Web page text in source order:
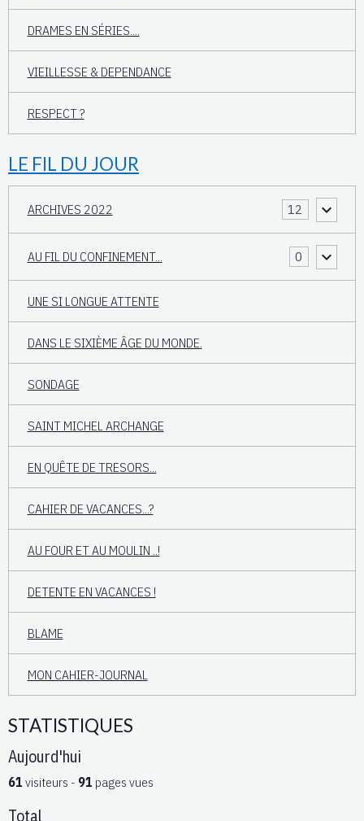
DRAMES EN SÉRIES....
VIEILLESSE & DEPENDANCE
RESPECT ?
LE FIL DU JOUR
ARCHIVES 2022 12
AU FIL DU CONFINEMENT... 0
UNE SI LONGUE ATTENTE
DANS LE SIXIÈME ÂGE DU MONDE.
SONDAGE
SAINT MICHEL ARCHANGE
EN QUÊTE DE TRESORS...
CAHIER DE VACANCES...?
AU FOUR ET AU MOULIN ..!
DETENTE EN VACANCES !
BLAME
MON CAHIER-JOURNAL
STATISTIQUES
Aujourd'hui
61 visiteurs - 91 pages vues
Total